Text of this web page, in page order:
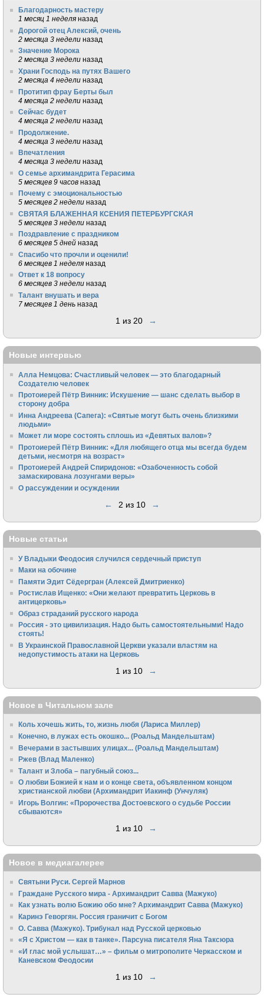
Благодарность мастеру
1 месяц 1 неделя назад
Дорогой отец Алексий, очень
2 месяца 3 недели назад
Значение Морока
2 месяца 3 недели назад
Храни Господь на путях Вашего
2 месяца 4 недели назад
Протитип фрау Берты был
4 месяца 2 недели назад
Сейчас будет
4 месяца 2 недели назад
Продолжение.
4 месяца 3 недели назад
Впечатления
4 месяца 3 недели назад
О семье архимандрита Герасима
5 месяцев 9 часов назад
Почему с эмоциональностью
5 месяцев 2 недели назад
СВЯТАЯ БЛАЖЕННАЯ КСЕНИЯ ПЕТЕРБУРГСКАЯ
5 месяцев 3 недели назад
Поздравление с праздником
6 месяцев 5 дней назад
Спасибо что прочли и оценили!
6 месяцев 1 неделя назад
Ответ к 18 вопросу
6 месяцев 3 недели назад
Талант внушать и вера
7 месяцев 1 день назад
1 из 20 →
Новые интервью
Алла Немцова: Счастливый человек — это благодарный
Создателю человек
Протоиерей Пётр Винник: Искушение — шанс сделать выбор в
сторону добра
Инна Андреева (Сапега): «Святые могут быть очень близкими
людьми»
Может ли море состоять сплошь из «Девятых валов»?
Протоиерей Пётр Винник: «Для любящего отца мы всегда будем
детьми, несмотря на возраст»
Протоиерей Андрей Спиридонов: «Озабоченность собой
замаскирована лозунгами веры»
О рассуждении и осуждении
← 2 из 10 →
Новые статьи
У Владыки Феодосия случился сердечный приступ
Маки на обочине
Памяти Эдит Сёдергран (Алексей Дмитриенко)
Ростислав Ищенко: «Они желают превратить Церковь в
антицерковь»
Образ страданий русского народа
Россия - это цивилизация. Надо быть самостоятельными! Надо
стоять!
В Украинской Православной Церкви указали властям на
недопустимость атаки на Церковь
1 из 10 →
Новое в Читальном зале
Коль хочешь жить, то, жизнь любя (Лариса Миллер)
Конечно, в лужах есть окошко... (Роальд Мандельштам)
Вечерами в застывших улицах... (Роальд Мандельштам)
Ржев (Влад Маленко)
Талант и Злоба – пагубный союз...
О любви Божией к нам и о конце света, объявленном концом
христианской любви (Архимандрит Иакинф (Унчуляк)
Игорь Волгин: «Пророчества Достоевского о судьбе России
сбываются»
1 из 10 →
Новое в медиагалерее
Святыни Руси. Сергей Марнов
Граждане Русского мира - Архимандрит Савва (Мажуко)
Как узнать волю Божию обо мне? Архимандрит Савва (Мажуко)
Каринэ Геворгян. Россия граничит с Богом
О. Савва (Мажуко). Трибунал над Русской церковью
«Я с Христом — как в танке». Парсуна писателя Яна Таксюра
«И глас мой услышат…» – фильм о митрополите Черкасском и
Каневском Феодосии
1 из 10 →